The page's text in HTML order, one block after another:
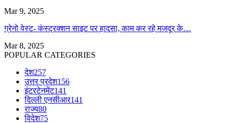
Mar 9, 2025
ग्रेनो वेस्ट- कंस्ट्रक्शन साइट पर हादसा, काम कर रहे मजदूर के…
Mar 8, 2025
POPULAR CATEGORIES
देश257
उत्तर प्रदेश156
इंटरटेनमेंट141
दिल्ली एनसीआर141
राज्य80
विदेश75